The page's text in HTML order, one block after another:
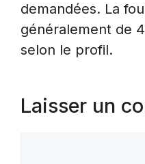
demandées. La
généralement de
selon le profil.
Laisser un